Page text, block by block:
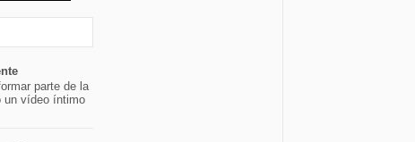
parte de la
un vídeo íntimo